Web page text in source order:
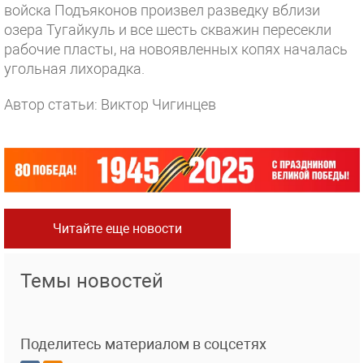
войска Подъяконов произвел разведку вблизи
озера Тугайкуль и все шесть скважин пересекли
рабочие пласты, на новоявленных копях началась
угольная лихорадка.
Автор статьи: Виктор Чигинцев
Читайте еще новости
Темы новостей
Поделитесь материалом в соцсетях